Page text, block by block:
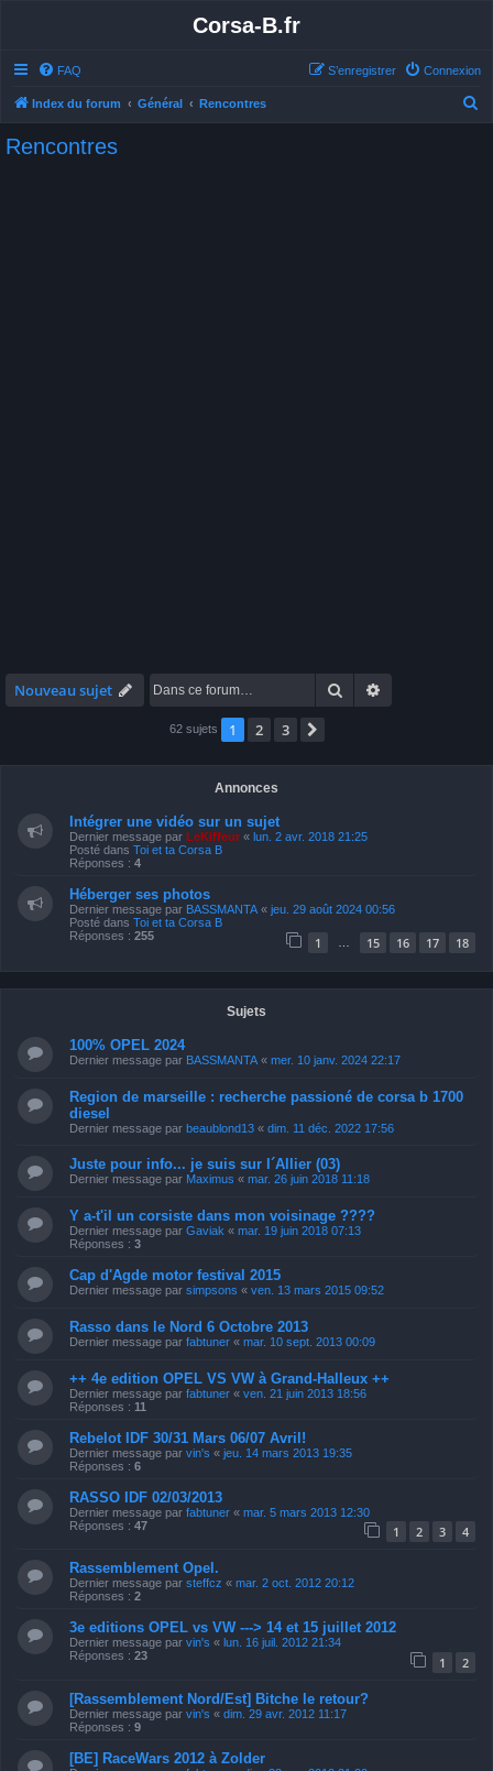
Corsa-B.fr
FAQ Connexion
S’enregistrer
Index du forum Général Rencontres
Rencontres
Nouveau sujet Rechercher
62 sujets 1 2 3
Annonces
Intégrer une vidéo sur un sujet
Dernier message par LeKiffeur « lun. 2 avr. 2018 21:25
Posté dans Toi et ta Corsa B
Réponses : 4
Héberger ses photos
Dernier message par BASSMANTA « jeu. 29 août 2024 00:56
Posté dans Toi et ta Corsa B
Réponses : 255 1 15 16 17 18
Sujets
100% OPEL 2024
Dernier message par BASSMANTA « mer. 10 janv. 2024 22:17
Region de marseille : recherche passioné de corsa b 1700
diesel
Dernier message par beaublond13 « dim. 11 déc. 2022 17:56
Juste pour info... je suis sur l´Allier (03)
Dernier message par Maximus « mar. 26 juin 2018 11:18
Y a-t'il un corsiste dans mon voisinage ????
Dernier message par Gaviak « mar. 19 juin 2018 07:13
Réponses : 3
Cap d'Agde motor festival 2015
Dernier message par simpsons « ven. 13 mars 2015 09:52
Rasso dans le Nord 6 Octobre 2013
Dernier message par fabtuner « mar. 10 sept. 2013 00:09
++ 4e edition OPEL VS VW à Grand-Halleux ++
Dernier message par fabtuner « ven. 21 juin 2013 18:56
Réponses : 11
Rebelot IDF 30/31 Mars 06/07 Avril!
Dernier message par vin's « jeu. 14 mars 2013 19:35
Réponses : 6
RASSO IDF 02/03/2013
Dernier message par fabtuner « mar. 5 mars 2013 12:30
Réponses : 47 1 2 3 4
Rassemblement Opel.
Dernier message par steffcz « mar. 2 oct. 2012 20:12
Réponses : 2
3e editions OPEL vs VW ---> 14 et 15 juillet 2012
Dernier message par vin's « lun. 16 juil. 2012 21:34
Réponses : 23 1 2
[Rassemblement Nord/Est] Bitche le retour?
Dernier message par vin's « dim. 29 avr. 2012 11:17
Réponses : 9
[BE] RaceWars 2012 à Zolder